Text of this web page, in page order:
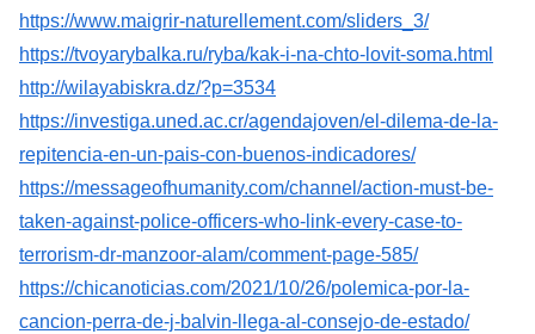
https://www.maigrir-naturellement.com/sliders_3/
https://tvoyarybalka.ru/ryba/kak-i-na-chto-lovit-soma.html
http://wilayabiskra.dz/?p=3534
https://investiga.uned.ac.cr/agendajoven/el-dilema-de-la-
repitencia-en-un-pais-con-buenos-indicadores/
https://messageofhumanity.com/channel/action-must-be-
taken-against-police-officers-who-link-every-case-to-
terrorism-dr-manzoor-alam/comment-page-585/
https://chicanoticias.com/2021/10/26/polemica-por-la-
cancion-perra-de-j-balvin-llega-al-consejo-de-estado/